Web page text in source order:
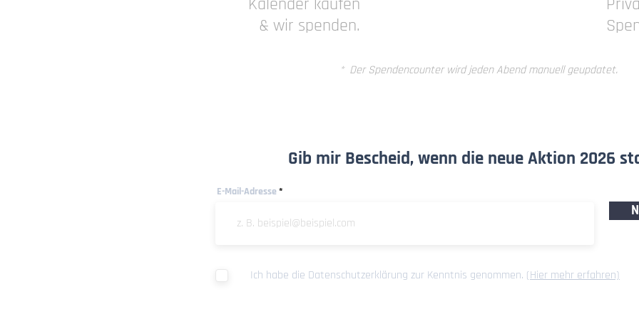
& wir spenden.
* Der Spendencounter wird jeden Abend manuell geupdatet.
Gib mir Bescheid, wenn die neue Aktion 2026
E-Mail-Adresse
Ich habe die Datenschutzerklärung zur Kenntnis genommen. (Hier mehr erfahren)